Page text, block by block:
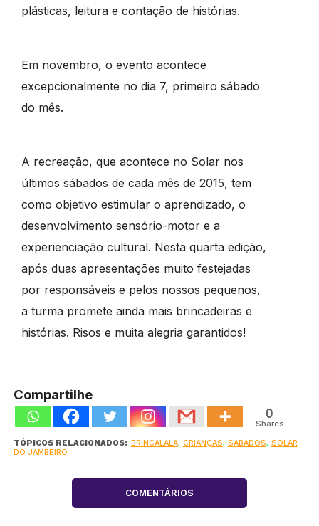
plásticas, leitura e contação de histórias.
Em novembro, o evento acontece
excepcionalmente no dia 7, primeiro sábado
do mês.
A recreação, que acontece no Solar nos
últimos sábados de cada mês de 2015, tem
como objetivo estimular o aprendizado, o
desenvolvimento sensório-motor e a
experienciação cultural. Nesta quarta edição,
após duas apresentações muito festejadas
por responsáveis e pelos nossos pequenos,
a turma promete ainda mais brincadeiras e
histórias. Risos e muita alegria garantidos!
Compartilhe
0
Shares
TÓPICOS RELACIONADOS: BRINCALALA, CRIANÇAS, SÁBADOS, SOLAR
DO JAMBEIRO
COMENTÁRIOS